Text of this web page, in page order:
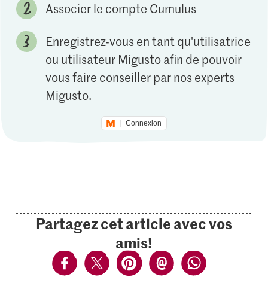
Associer le compte Cumulus
Enregistrez-vous en tant qu'utilisatrice
ou utilisateur Migusto afin de pouvoir
vous faire conseiller par nos experts
Migusto.
Connexion
Partagez cet article avec vos
amis!